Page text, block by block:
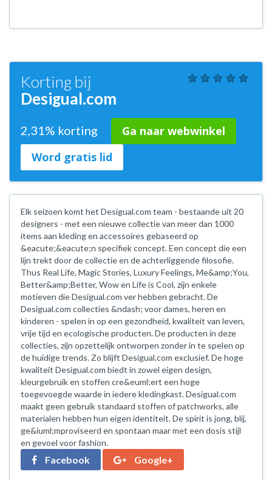
Korting bij
Desigual.com
2,31% korting
Ga naar webwinkel
Word gratis lid
Elk seizoen komt het Desigual.com team - bestaande uit 20
designers - met een nieuwe collectie van meer dan 1000
items aan kleding en accessoires gebaseerd op
&eacute;&eacute;n specifiek concept. Een concept die een
lijn trekt door de collectie en de achterliggende filosofie.
Thus Real Life, Magic Stories, Luxury Feelings, Me&amp;You,
Better&amp;Better, Wow en Life is Cool, zijn enkele
motieven die Desigual.com ver hebben gebracht. De
Desigual.com collecties &ndash; voor dames, heren en
kinderen - spelen in op een gezondheid, kwaliteit van leven,
vrije tijd en ecologische producten. De producten in deze
collecties, zijn opzettelijk ontworpen zonder in te spelen op
de huidige trends. Zo blijft Desigual.com exclusief. De hoge
kwaliteit Desigual.com biedt in zowel eigen design,
kleurgebruik en stoffen cre&euml;ert een hoge
toegevoegde waarde in iedere kledingkast. Desigual.com
maakt geen gebruik standaard stoffen of patchworks, alle
materialen hebben hun eigen identiteit. De spirit is jong, blij,
ge&iuml;mproviseerd en spontaan maar met een dosis stijl
en gevoel voor fashion.
Facebook Google+